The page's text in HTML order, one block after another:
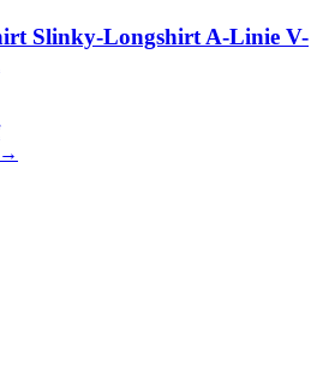
Slinky-Longshirt A-Linie V-
→